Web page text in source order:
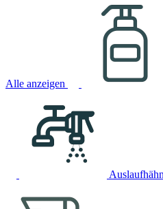
Alle anzeigen